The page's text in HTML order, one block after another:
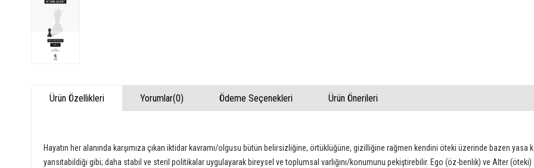
Ürün Özellikleri Yorumlar(0) Ödeme Seçenekleri Ürün Önerileri
Hayatın her alanında karşımıza çıkan iktidar kavramı/olgusu bütün belirsizliğine, örtüklüğüne, gizilliğine rağmen kendini öteki üzerinde bazen
yansıtabildiği gibi; daha stabil ve steril politikalar uygulayarak bireysel ve toplumsal varlığını/konumunu pekiştirebilir. Ego (öz-benlik) ve Alter